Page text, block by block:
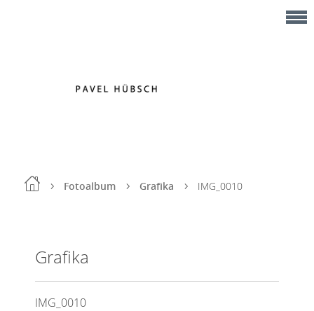
Fotoalbum Grafika IMG_0010
Grafika
IMG_0010